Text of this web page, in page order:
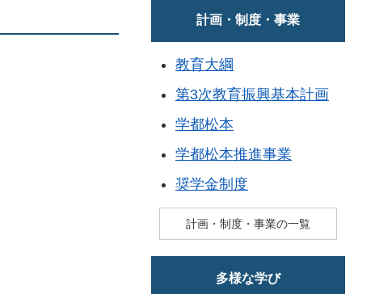
計画・制度・事業
教育大綱
第3次教育振興基本計画
学都松本
学都松本推進事業
奨学金制度
計画・制度・事業の一覧
多様な学び